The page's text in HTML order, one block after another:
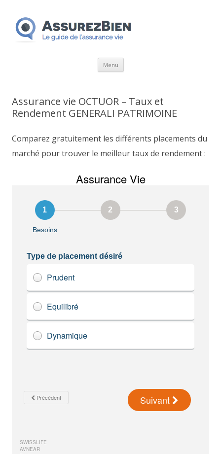
Menu Aller
Assurance vie OCTUOR – Taux et
Rendement GENERALI PATRIMOINE
Comparez gratuitement les différents placements du
marché pour trouver le meilleur taux de rendement :